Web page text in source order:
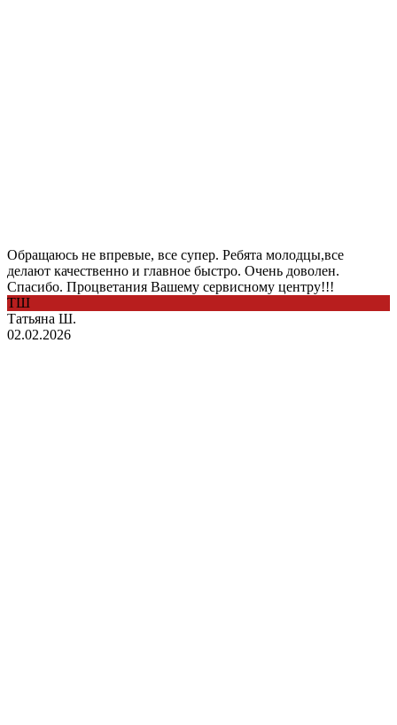
Обращаюсь не впревые, все супер. Ребята молодцы,все
делают качественно и главное быстро. Очень доволен.
Спасибо. Процветания Вашему сервисному центру!!!
ТШ
Татьяна Ш.
02.02.2026